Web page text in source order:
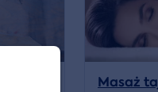
Masaż